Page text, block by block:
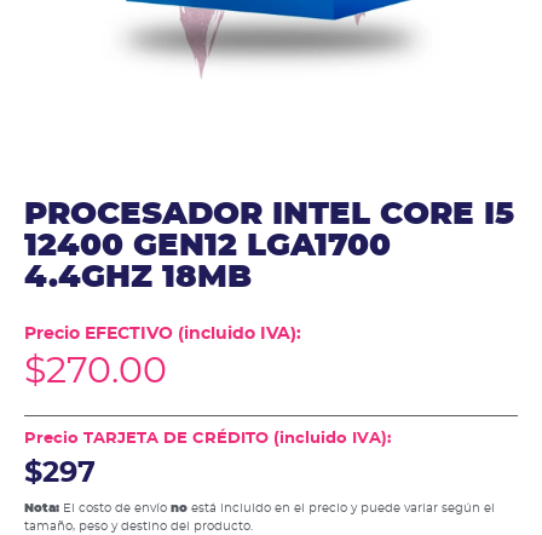
PROCESADOR INTEL CORE I5
12400 GEN12 LGA1700
4.4GHZ 18MB
Precio EFECTIVO (incluido IVA):
$270.00
Precio TARJETA DE CRÉDITO (incluido IVA):
$297
Nota: El costo de envío no está incluido en el precio y puede variar según el
tamaño, peso y destino del producto.